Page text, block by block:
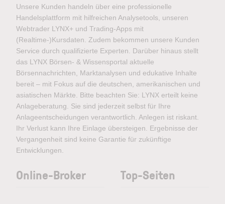
Unsere Kunden handeln über eine professionelle
Handelsplattform mit hilfreichen Analysetools, unseren
Webtrader LYNX+ und Trading-Apps mit
(Realtime-)Kursdaten. Zudem bekommen unsere Kunden
Service durch qualifizierte Experten. Darüber hinaus stellt
das LYNX Börsen- & Wissensportal aktuelle
Börsennachrichten, Marktanalysen und edukative Inhalte
bereit – mit Fokus auf die deutschen, amerikanischen und
asiatischen Märkte. Bitte beachten Sie: LYNX erteilt keine
Anlageberatung. Sie sind jederzeit selbst für Ihre
Anlageentscheidungen verantwortlich. Anlegen ist riskant.
Ihr Verlust kann Ihre Einlage übersteigen. Ergebnisse der
Vergangenheit sind keine Garantie für zukünftige
Entwicklungen.
Online-Broker Top-Seiten